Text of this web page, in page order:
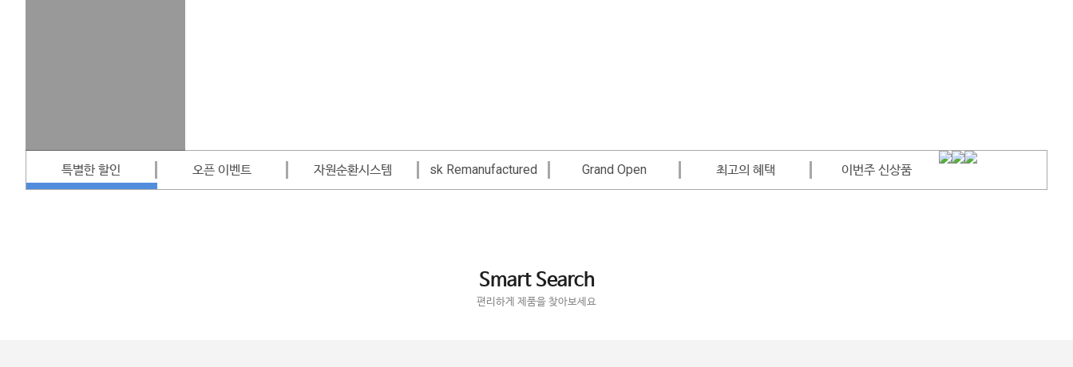
오픈 이벤트 자원순환시스템 sk Remanufactured Grand Open 최고의 혜택 이번주 신상품 삼성 특가!!
Smart Search
편리하게 제품을 찾아보세요